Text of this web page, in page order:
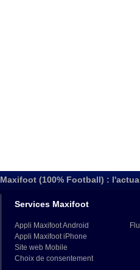
Maxifoot (100% Football) :
Services Maxifoot
Appli Maxifoot Android
Appli Maxifoot iPhone
Site web Mobile
Choix de consentement